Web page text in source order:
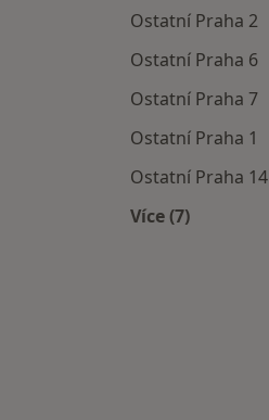
Ostatní Praha 2
Ostatní Praha 6
Ostatní Praha 7
Ostatní Praha 1
Ostatní Praha 14
Více (7)